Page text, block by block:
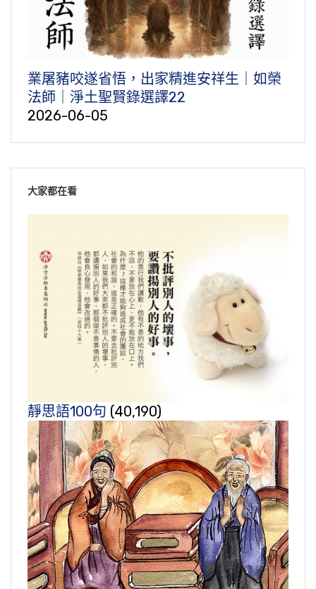
業屠豬咬遂省悟，出家精進安祥生｜如榮
法師｜淨土聖賢錄選譯22
2026-06-05
大家都在看
靜思語100句 (40,190)